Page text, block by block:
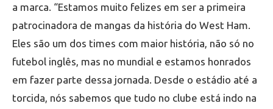
a marca. “Estamos muito felizes em ser a primeira
patrocinadora de mangas da história do West Ham.
Eles são um dos times com maior história, não só no
futebol inglês, mas no mundial e estamos honrados
em fazer parte dessa jornada. Desde o estádio até a
torcida, nós sabemos que tudo no clube está indo na